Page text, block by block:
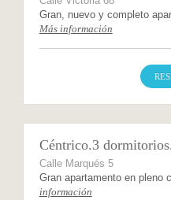
Gran, nuevo y completo
Más información
Céntrico.3
Calle Marqués 5
Gran apartamento en pleno
información